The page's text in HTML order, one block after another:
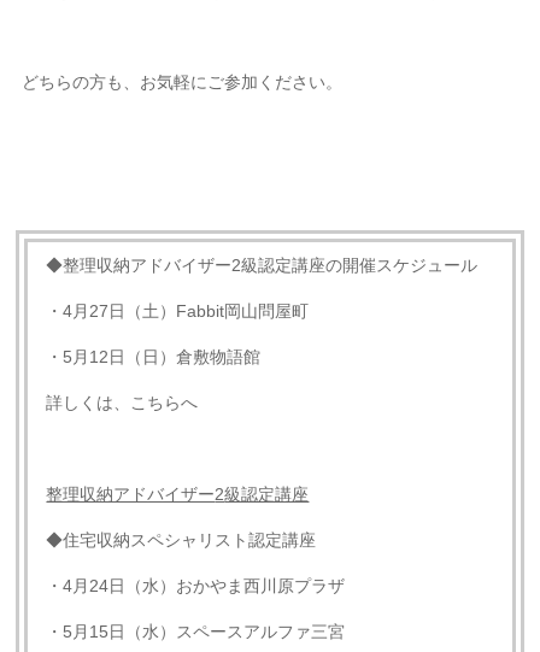
どちらの方も、お気軽にご参加ください。
◆整理収納アドバイザー2級認定講座の開催スケジュール
・4月27日（土）Fabbit岡山問屋町
・5月12日（日）倉敷物語館
詳しくは、こちらへ
整理収納アドバイザー2級認定講座
◆住宅収納スペシャリスト認定講座
・4月24日（水）おかやま西川原プラザ
・5月15日（水）スペースアルファ三宮